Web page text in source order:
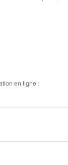
en ligne :